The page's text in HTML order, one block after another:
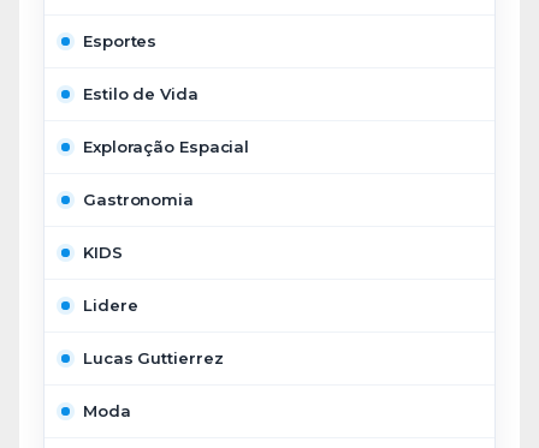
Esportes
Estilo de Vida
Exploração Espacial
Gastronomia
KIDS
Lidere
Lucas Guttierrez
Moda